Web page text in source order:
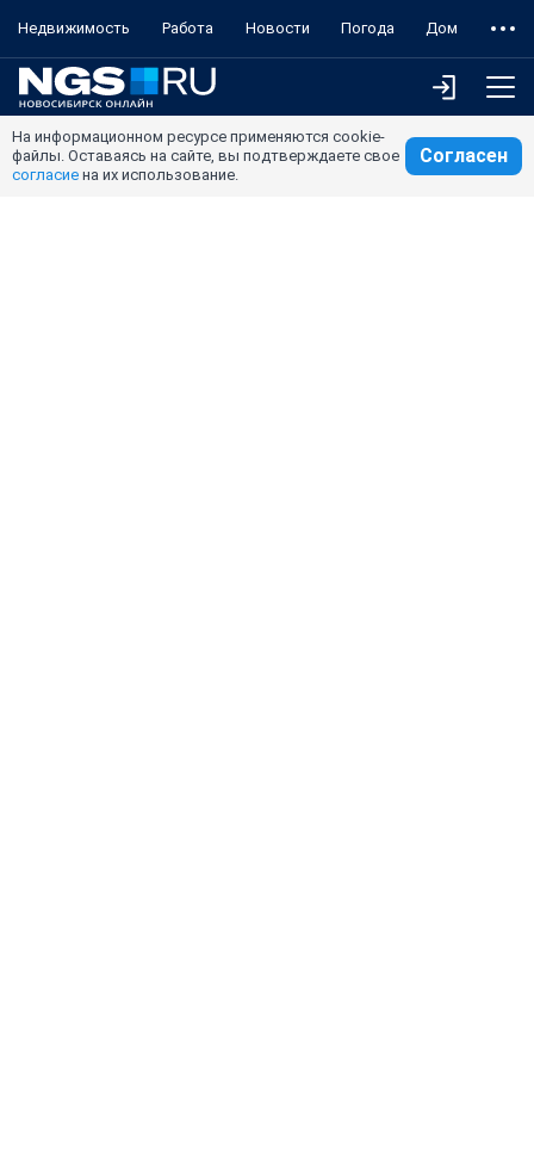
Недвижимость Работа Новости Погода Дом
На информационном ресурсе применяются cookie-
файлы. Оставаясь на сайте, вы подтверждаете свое
согласие на их использование.
Согласен